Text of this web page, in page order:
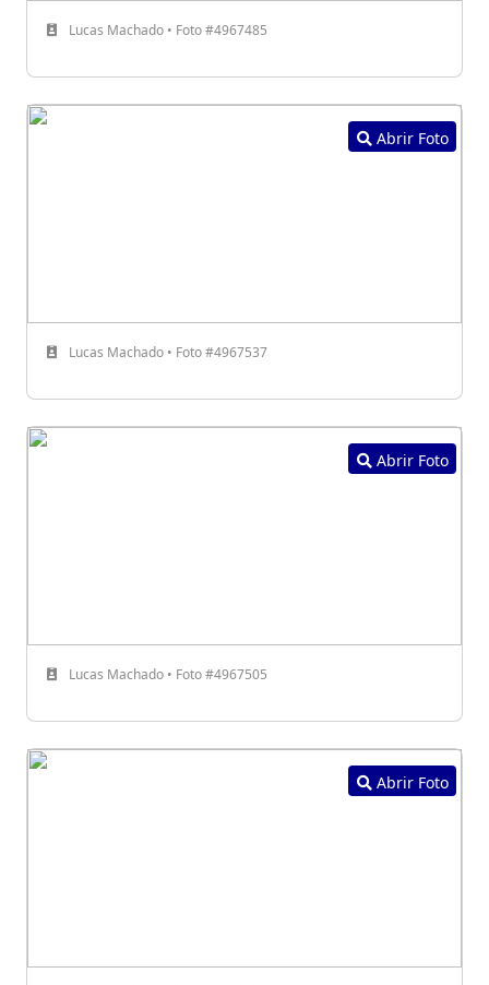
Lucas Machado • Foto #4967485
Abrir Foto
Lucas Machado • Foto #4967537
Abrir Foto
Lucas Machado • Foto #4967505
Abrir Foto